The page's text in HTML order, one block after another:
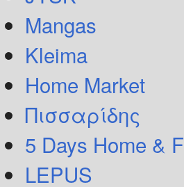
Mangas
Kleima
Home Market
Πισσαρίδης
5 Days Home &
LEPUS